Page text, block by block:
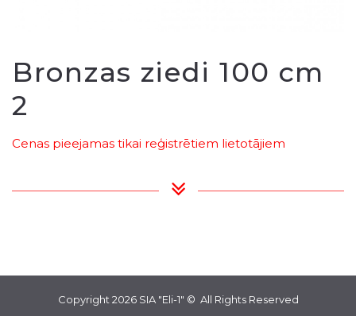
Bronzas ziedi 100 cm
2
Cenas pieejamas tikai reģistrētiem lietotājiem
Copyright 2026 SIA "Eli-1" © All Rights Reserved